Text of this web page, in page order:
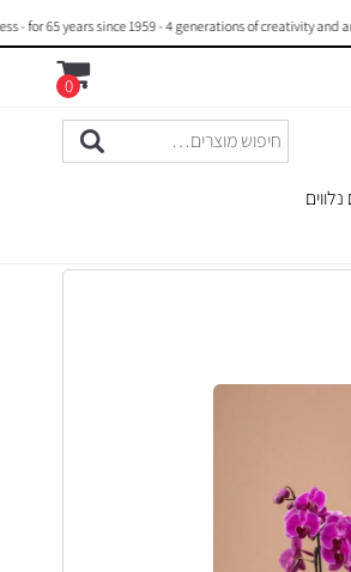
years since 1959 - 4 generations of creativity and art A
0